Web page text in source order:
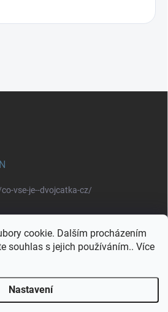
cookie. Dalším procházením
souhlas s jejich používáním.. Více
Nastavení
vse-je--dvojcatka-cz/
>